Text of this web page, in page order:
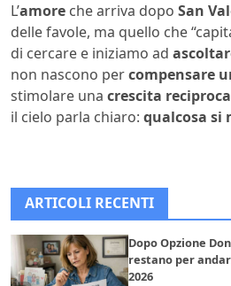
L’amore che arriva dopo San
delle favole, ma quello che
di cercare e iniziamo ad
non nascono percompensare
stimolare una crescita reciproca
il cielo parla chiaro: qualcosa si
ARTICOLI RECENTI
Dopo Opzione
restano per
2026